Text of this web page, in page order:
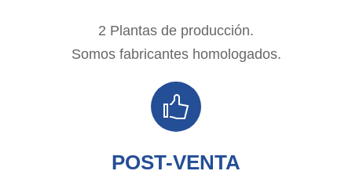
2 Plantas de producción.
Somos fabricantes homologados.
POST-VENTA